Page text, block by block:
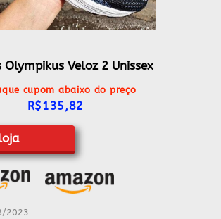
Olympikus Veloz 2 Unissex
cupom abaixo do preço
R$135,82
2023